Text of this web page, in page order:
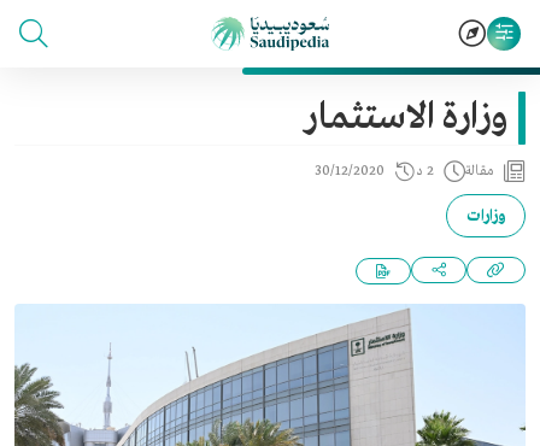
وزارة الاستثمار
مقالة 2 د 30/12/2020
وزارات